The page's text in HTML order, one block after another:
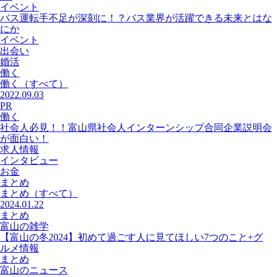
イベント
バス運転手不足が深刻に！？バス業界が活躍できる未来とはな
にか
イベント
出会い
婚活
働く
働く
（すべて）
2022.09.03
PR
働く
社会人必見！！富山県社会人インターンシップ合同企業説明会
が面白い！
求人情報
インタビュー
お金
まとめ
まとめ （すべて）
2024.01.22
まとめ
富山の雑学
【富山の冬2024】初めて過ごす人に見てほしい7つのこと+グ
ルメ情報
まとめ
富山のニュース